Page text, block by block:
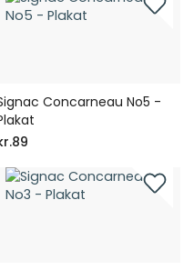
Concarneau No5 -